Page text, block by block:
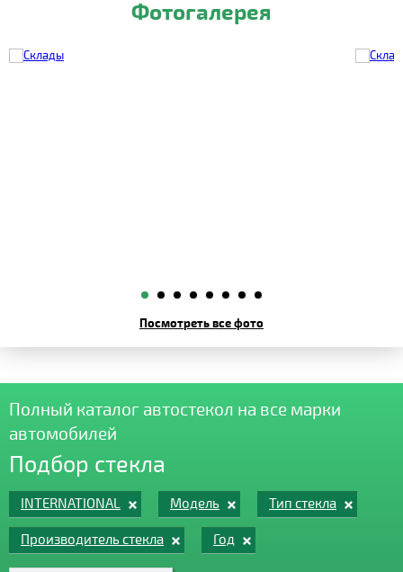
Фотогалерея
Посмотреть все фото
Полный каталог автостекол на все марки
автомобилей
Подбор стекла
INTERNATIONAL Модель Тип стекла
Производитель стекла Год